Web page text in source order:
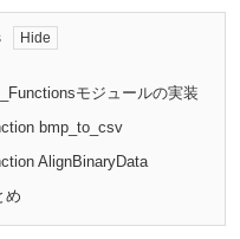
モジュールの実装
bmp_to_csv
AlignBinaryData
め